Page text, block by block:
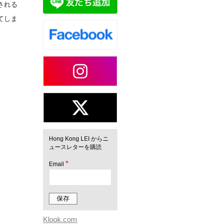
れる
しま
Hong Kong LEI からニ
ュースレターを購読
Email*
Klook.com